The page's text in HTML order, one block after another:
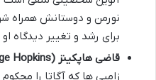
نورمن و دوستانش همراه
برای رشد و تغییر دیدگاه
قاضی هاپکینز (Judge Hopkins):
زامبی ها که آگاتا را